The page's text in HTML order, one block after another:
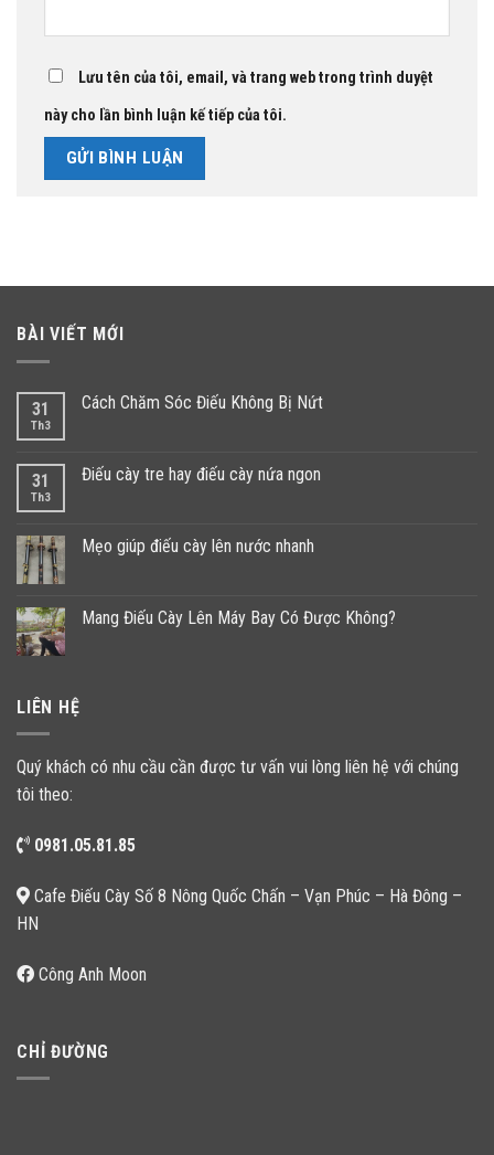
Lưu tên của tôi, email, và trang web trong trình duyệt
này cho lần bình luận kế tiếp của tôi.
BÀI VIẾT MỚI
31
Th3
Cách Chăm Sóc Điếu Không Bị Nứt
31
Th3
Điếu cày tre hay điếu cày nứa ngon
Mẹo giúp điếu cày lên nước nhanh
Mang Điếu Cày Lên Máy Bay Có Được Không?
LIÊN HỆ
Quý khách có nhu cầu cần được tư vấn vui lòng liên hệ với chúng
tôi theo:
0981.05.81.85
Cafe Điếu Cày Số 8 Nông Quốc Chấn – Vạn Phúc – Hà Đông –
HN
Công Anh Moon
CHỈ ĐƯỜNG